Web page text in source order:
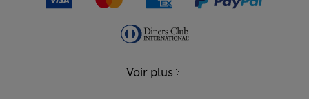
Voir plus